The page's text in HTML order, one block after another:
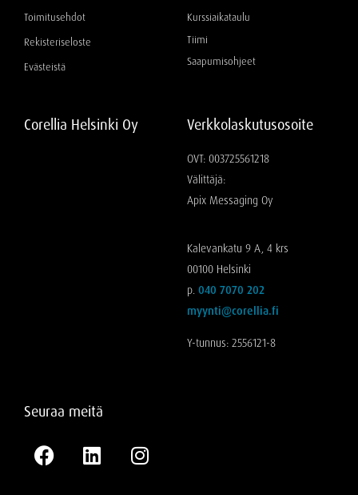
Toimitusehdot
Rekisteriseloste
Evästeistä
Kurssiaikataulu
Tiimi
Saapumisohjeet
Corellia Helsinki Oy Verkkolaskutusosoite
OVT: 003725561218
Välittäjä:
Apix Messaging Oy
Kalevankatu 9 A, 4 krs
00100 Helsinki
p. 040 7070 202
myynti@corellia.fi
Y-tunnus: 2556121-8
Seuraa meitä